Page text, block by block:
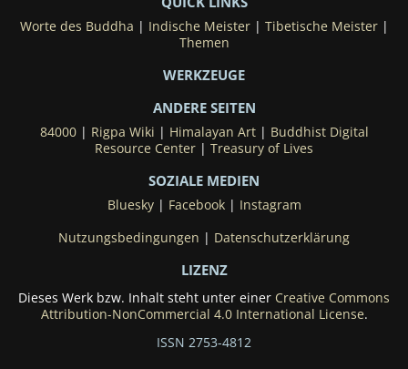
Worte des Buddha | Indische Meister| Tibetische Meister|
Themen
WERKZEUGE
ANDERE SEITEN
84000| Rigpa Wiki | Himalayan Art| Buddhist Digital
Resource Center | Treasury of Lives
SOZIALE MEDIEN
Bluesky| Facebook| Instagram
Nutzungsbedingungen | Datenschutzerklärung
LIZENZ
Dieses Werk bzw. Inhalt steht unter einer Creative Commons
Attribution-NonCommercial 4.0 International License.
ISSN 2753-4812